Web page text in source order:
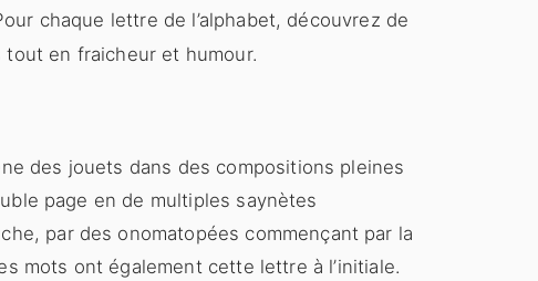
chaque lettre de l’alphabet, découvrez de
tout en fraicheur et humour.
des jouets dans des compositions pleines
page en de multiples saynètes
par des onomatopées commençant par la
mots ont également cette lettre à l’initiale.